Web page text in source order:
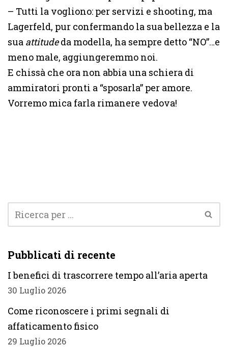
– Tutti la vogliono: per servizi e shooting, ma
Lagerfeld, pur confermando la sua bellezza e la
sua attitudeda modella, ha sempre detto “NO”…e
meno male, aggiungeremmo noi.
E chissà che ora non abbia una schiera di
ammiratori pronti a “sposarla” per amore.
Vorremo mica farla rimanere vedova!
Pubblicati di recente
I benefici di trascorrere tempo all’aria aperta
30 Luglio 2026
Come riconoscere i primi segnali di
affaticamento fisico
29 Luglio 2026